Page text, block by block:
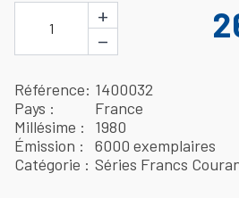
1
+
−
Référence 1400032
Pays
France
Millésime
1980
Émission
6000 exemplaires
Catégorie
Séries Francs